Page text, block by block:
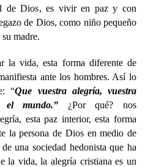
de Dios, es vivir en paz y con
de Dios, como niño pequeño
madre.
la vida, esta forma diferente de
ante los hombres. Así lo
“Que vuestra alegría, vuestra
el mundo.” ¿Por qué? nos
esta paz interior, esta forma
la persona de Dios en medio de
una sociedad hedonista que ha
la vida, la alegría cristiana es un